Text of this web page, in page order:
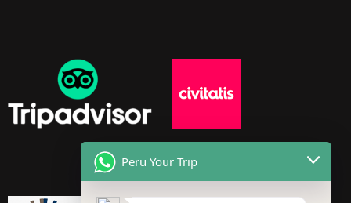
Peru Your Trip